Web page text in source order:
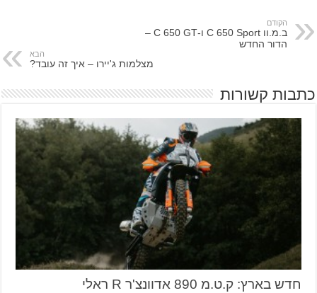
הקודם
ב.מ.וו C 650 Sport ו-C 650 GT –
הדור החדש
הבא
מצלמות ג'יירו – איך זה עובד?
כתבות קשורות
חדש בארץ: ק.ט.מ 890 אדוונצ'ר R ראלי